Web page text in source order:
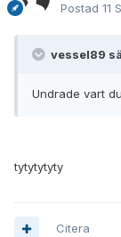
Postad 11
vessel89
Undrade vart
tytytytyty
Citera